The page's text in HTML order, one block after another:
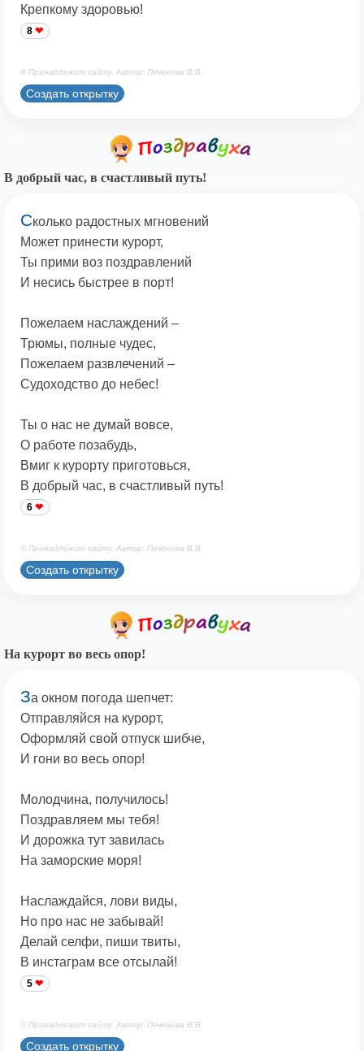
Крепкому здоровью!
8
© Принадлежит сайту. Автор: Печенова В.В.
Создать открытку
В добрый час, в счастливый путь!
Сколько радостных мгновений
Может принести курорт,
Ты прими воз поздравлений
И несись быстрее в порт!
Пожелаем наслаждений –
Трюмы, полные чудес,
Пожелаем развлечений –
Судоходство до небес!
Ты о нас не думай вовсе,
О работе позабудь,
Вмиг к курорту приготовься,
В добрый час, в счастливый путь!
6
© Принадлежит сайту. Автор: Печенова В.В.
Создать открытку
На курорт во весь опор!
За окном погода шепчет:
Отправляйся на курорт,
Оформляй свой отпуск шибче,
И гони во весь опор!
Молодчина, получилось!
Поздравляем мы тебя!
И дорожка тут завилась
На заморские моря!
Наслаждайся, лови виды,
Но про нас не забывай!
Делай селфи, пиши твиты,
В инстаграм все отсылай!
5
© Принадлежит сайту. Автор: Печенова В.В.
Создать открытку